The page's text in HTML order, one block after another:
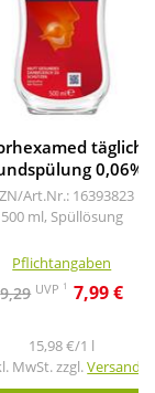
tägliche
0,06%
Art.Nr.: 16393823
500 ml, Spüllösung
Pflichtangaben
9,29 UVP 1 7,99 €
15,98 €/1 l
MwSt. zzgl.Versand